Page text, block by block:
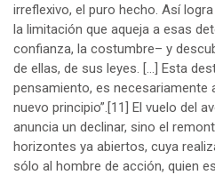
irreflexivo, el puro hecho. Así
la limitación que aqueja a esas
confianza, la costumbre– y
de ellas, de sus leyes. […] Esta
pensamiento, es necesariamente
nuevo principio”.[11] El vuelo del
anuncia un declinar, sino el
horizontes ya abiertos, cuya
sólo al hombre de acción, quien